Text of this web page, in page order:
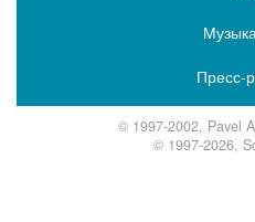
Пресс-
© 1997-2002, Pavel
© 1997-2026,